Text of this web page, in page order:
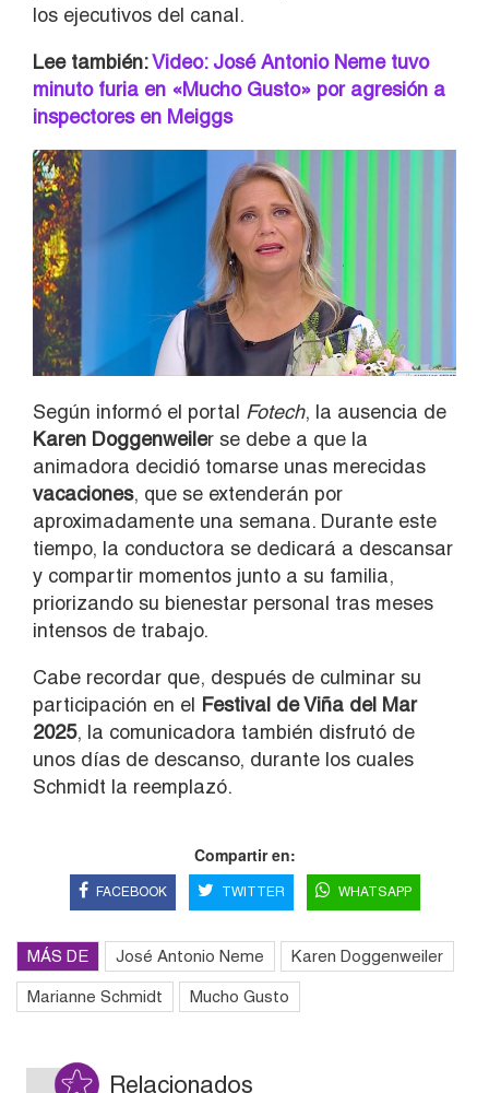
los ejecutivos del canal.
Lee también:Video: José Antonio Neme tuvo
minuto furia en «Mucho Gusto» por agresión a
inspectores en Meiggs
Según informó el portal Fotech, la ausencia de
Karen Doggenweiler se debe a que la
animadora decidió tomarse unas merecidas
vacaciones, que se extenderán por
aproximadamente una semana. Durante este
tiempo, la conductora se dedicará a descansar
y compartir momentos junto a su familia,
priorizando su bienestar personal tras meses
intensos de trabajo.
Cabe recordar que, después de culminar su
participación en el Festival de Viña del Mar
2025, la comunicadora también disfrutó de
unos días de descanso, durante los cuales
Schmidt la reemplazó.
Compartir en:
FACEBOOK TWITTER WHATSAPP
MÁS DE José Antonio Neme Karen Doggenweiler
Marianne Schmidt Mucho Gusto
Relacionados